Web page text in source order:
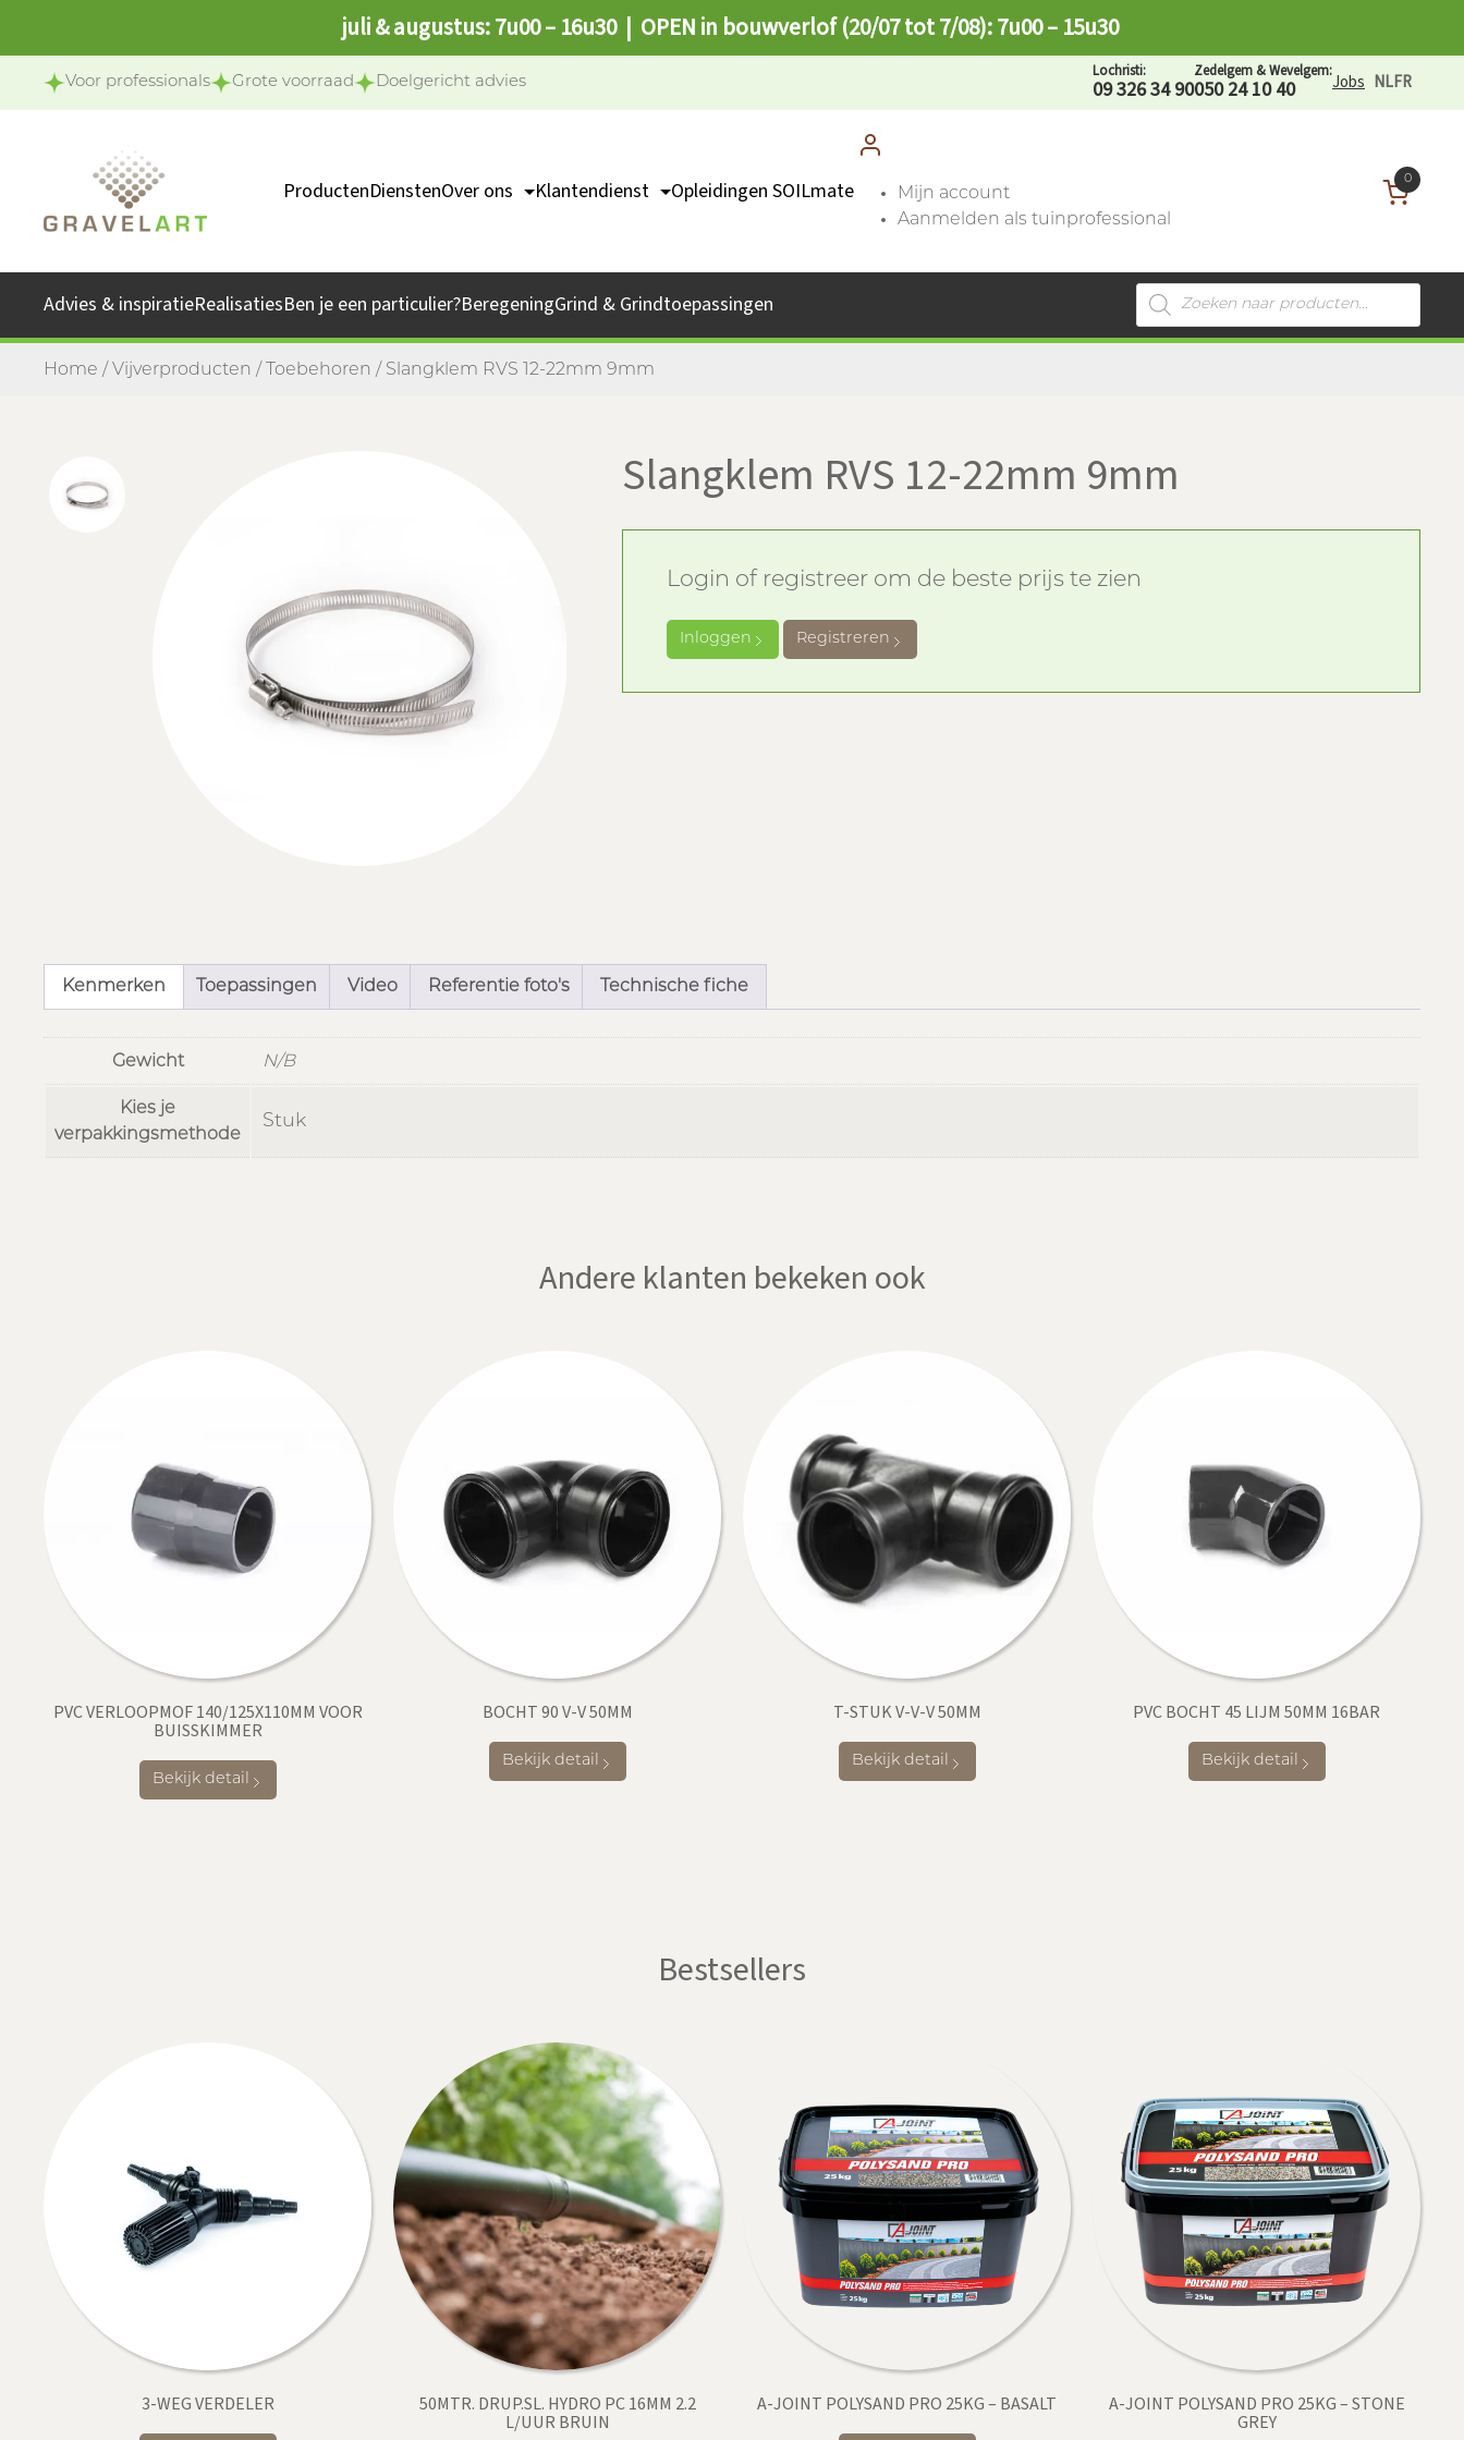
juli & augustus: 7u00 – 16u30 | OPEN in bouwverlof (20/07 tot 7/08): 7u00 – 15u30
Voor professionals Grote voorraad Doelgericht advies
Lochristi:
09 326 34 90
Zedelgem & Wevelgem:
050 24 10 40 Jobs NLFR
ProductenDienstenOver ons
Onze missie
Jobs
Klantendienst
Catalogus
Afhaalpunten
FAQ
Opleidingen SOILmate
Mijn account
Aanmelden als tuinprofessional
0
Advies & inspiratieRealisatiesBen je een particulier?BeregeningGrind & Grindtoepassingen
Producten
zoeken
Home / Vijverproducten / Toebehoren / Slangklem RVS 12-22mm 9mm
Slangklem RVS 12-22mm 9mm
Login of registreer om de beste prijs te zien
Inloggen Registreren
Kenmerken Toepassingen Video Referentie foto's Technische fiche
Gewicht N/B
Kies je
verpakkingsmethode
Stuk
Andere klanten bekeken ook
PVC VERLOOPMOF 140/125X110MM VOOR
BUISSKIMMER
Bekijk detail
BOCHT 90 V-V 50MM
Bekijk detail
T-STUK V-V-V 50MM
Bekijk detail
PVC BOCHT 45 LIJM 50MM 16BAR
Bekijk detail
Bestsellers
3-WEG VERDELER 50MTR. DRUP.SL. HYDRO PC 16MM 2.2
L/UUR BRUIN
A-JOINT POLYSAND PRO 25KG – BASALT A-JOINT POLYSAND PRO 25KG – STONE
GREY